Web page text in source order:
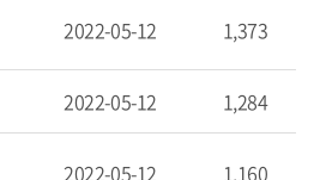
2022-05-12 1,373
2022-05-12 1,284
2022-05-12 1,160